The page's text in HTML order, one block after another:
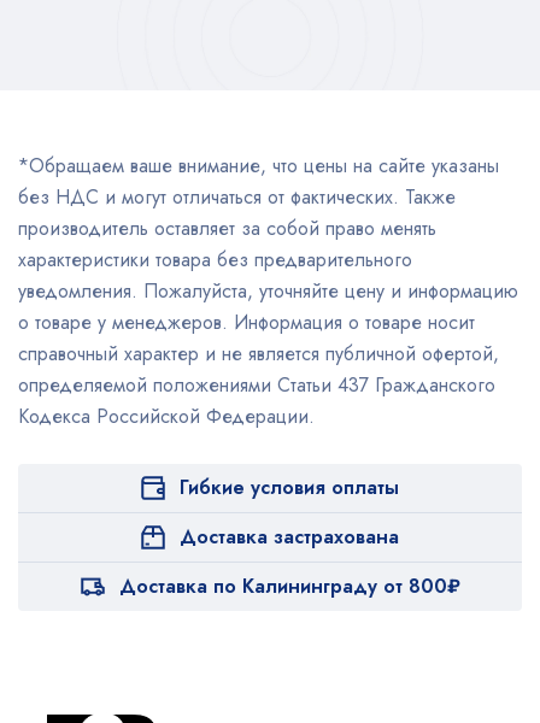
*Обращаем ваше внимание, что цены на сайте указаны
без НДС и могут отличаться от фактических. Также
производитель оставляет за собой право менять
характеристики товара без предварительного
уведомления. Пожалуйста, уточняйте цену и информацию
о товаре у менеджеров. Информация о товаре носит
справочный характер и не является публичной офертой,
определяемой положениями Статьи 437 Гражданского
Кодекса Российской Федерации.
Гибкие условия оплаты
Доставка застрахована
Доставка по Калининграду от 800₽